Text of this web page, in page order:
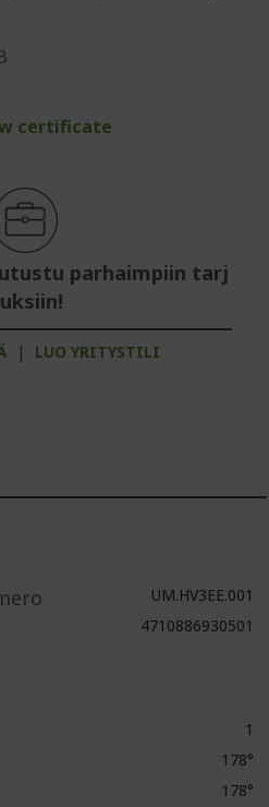
certificate
parhaimpiin tarj
| LUO YRITYSTILI
UM.HV3EE.001
4710886930501
1
178°
178°